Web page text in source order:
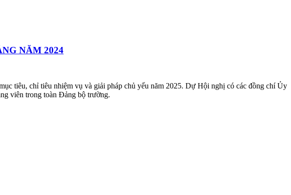
NĂM 2024
tiêu, chỉ tiêu nhiệm vụ và giải pháp chủ yếu năm 2025. Dự Hội nghị có các đồng chí Ủy
viên trong toàn Đảng bộ trường.